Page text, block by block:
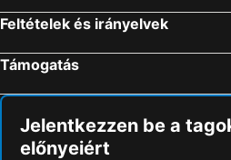
Feltételek és irányelvek
Támogatás
Jelentkezzen be a
előnyeiért